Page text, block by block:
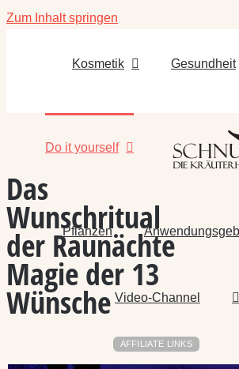
Zum Inhalt springen
Kosmetik Gesundheit
Do it yourself
Pflanzen
Video-Channel
Das
Wunschritual
der Raunächte
Magie der 13
Wünsche
AFFILIATE LINKS